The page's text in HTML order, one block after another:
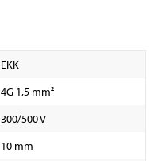
EKK
4G 1,5 mm²
300/500 V
10 mm